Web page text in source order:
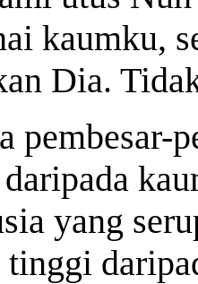
kaumku,
Dia.
pembesar-
yang